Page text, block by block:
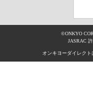
©ONKYO
JASRAC
オンキヨーダイレクト